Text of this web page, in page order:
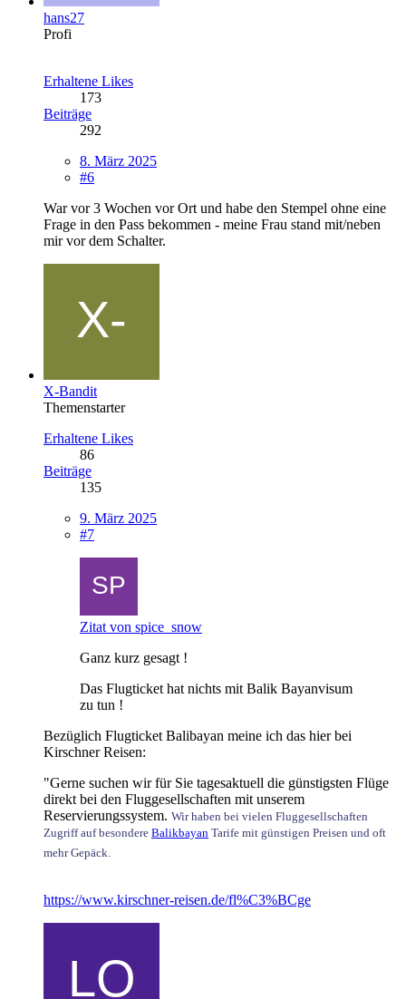
hans27
Profi
Erhaltene Likes
173
Beiträge
292
8. März 2025
#6
War vor 3 Wochen vor Ort und habe den Stempel ohne eine
Frage in den Pass bekommen - meine Frau stand mit/neben
mir vor dem Schalter.
X-Bandit
Themenstarter
Erhaltene Likes
86
Beiträge
135
9. März 2025
#7
Zitat von spice_snow
Ganz kurz gesagt !
Das Flugticket hat nichts mit Balik Bayanvisum
zu tun !
Bezüglich Flugticket Balibayan meine ich das hier bei
Kirschner Reisen:
"Gerne suchen wir für Sie tagesaktuell die günstigsten Flüge
direkt bei den Fluggesellschaften mit unserem
Reservierungssystem. Wir haben bei vielen Fluggesellschaften
Zugriff auf besondere Balikbayan Tarife mit günstigen Preisen und oft
mehr Gepäck.
https://www.kirschner-reisen.de/fl%C3%BCge